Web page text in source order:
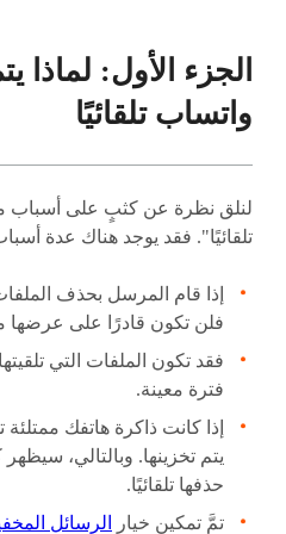
الجزء الأول:
واتساب تلقائيًا
لنلق نظرة عن كثبٍ على
تلقائيًا". فقد يوجد هناك عدة
إذا قام المرسل بحذف
فلن تكون قادرًا على عرضها
فقد تكون الملفات التي
فترة معينة.
إذا كانت ذاكرة هاتفك ممتلئة
يتم تخزينها. وبالتالي،
حذفها تلقائيًا.
تمَّ تمكين خيار
الرسائل